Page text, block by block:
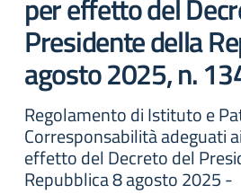
per effetto del
Presidente della
agosto 2025, n.
Regolamento di Istituto e
Corresponsabilità adeguati
effetto del Decreto del
Repubblica 8 agosto 2025 -